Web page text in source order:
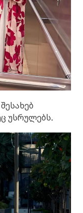
უსრულებს.